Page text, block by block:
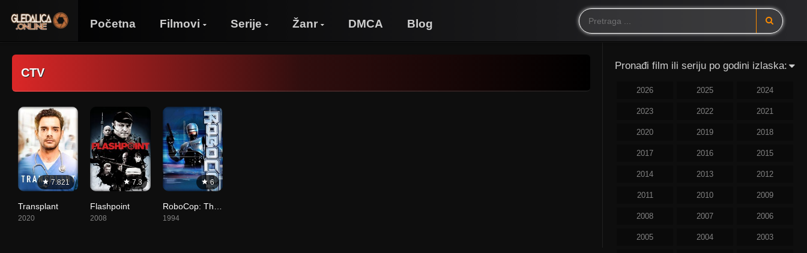
Početna Filmovi Serije Žanr DMCA Blog
CTV
7.821
Transplant
2020
7.3
Flashpoint
2008
6
1994
Pronađi film ili seriju po godini izlaska:
2026 2025 2024
2023 2022 2021
2020 2019 2018
2017 2016 2015
2014 2013 2012
2011 2010 2009
2008 2007 2006
2005 2004 2003